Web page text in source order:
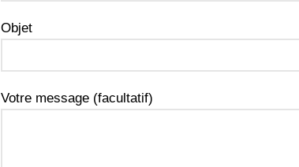
Objet
Votre message (facultatif)